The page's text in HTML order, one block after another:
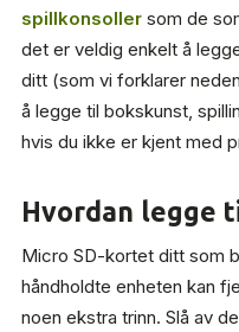
spillkonsoller som de
det er veldig enkelt å
ditt (som vi forklarer
å legge til bokskunst,
hvis du ikke er kjent med
Hvordan legge
Micro SD-kortet ditt som
håndholdte enheten kan
noen ekstra trinn. Slå av